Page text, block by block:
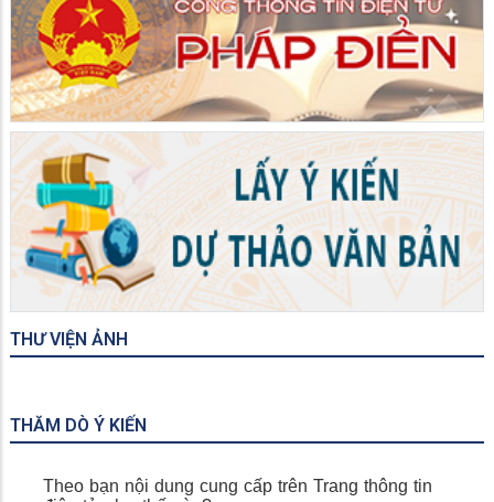
THƯ VIỆN ẢNH
THĂM DÒ Ý KIẾN